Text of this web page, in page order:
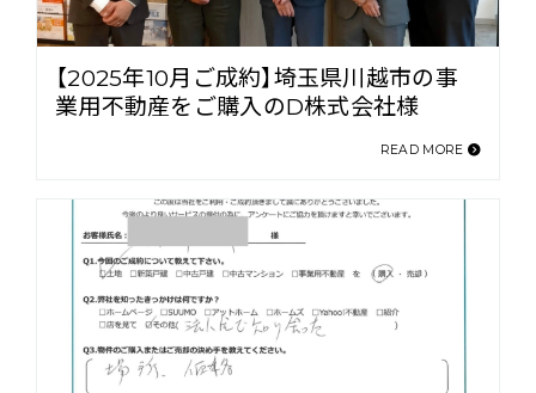
【2025年10月ご成約】埼玉県川越市の事
業用不動産をご購入のD株式会社様
READ MORE